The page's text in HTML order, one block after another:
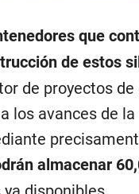
que
de estos
de proyectos
los avances de
almacenar